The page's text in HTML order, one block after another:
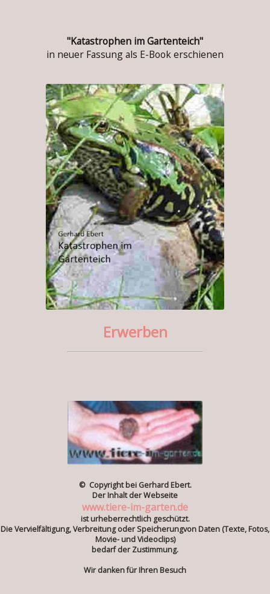
"Katastrophen im Gartenteich"
in neuer Fassung als E-Book erschienen
Erwerben
© Copyright bei Gerhard Ebert.
Der Inhalt der Webseite
www.tiere-im-garten.de
ist urheberrechtlich geschützt.
Die Vervielfältigung, Verbreitung oder Speicherungvon Daten (Texte, Fotos,
Movie- und Videoclips)
bedarf der Zustimmung.
Wir danken für Ihren Besuch